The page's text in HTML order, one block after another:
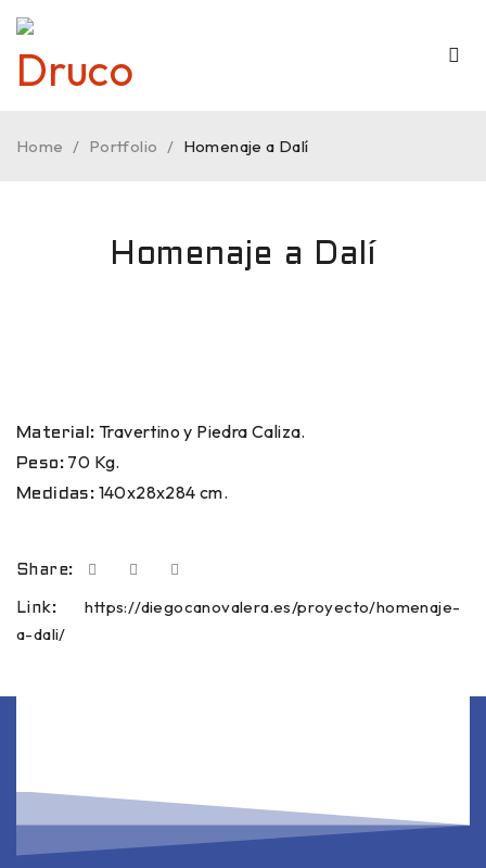
Home / Portfolio / Homenaje a Dalí
Homenaje a Dalí
Material: Travertino y Piedra Caliza.
Peso: 70 Kg.
Medidas: 140x28x284 cm.
Share:
Link:
https://diegocanovalera.es/proyecto/homenaje-
a-dali/